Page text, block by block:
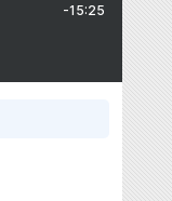
-15:25